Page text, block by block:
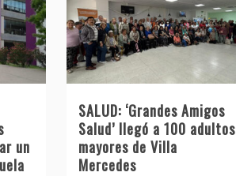
un
SALUD: ‘Grandes Amigos
Salud’ llegó a 100 adultos
mayores de Villa
Mercedes